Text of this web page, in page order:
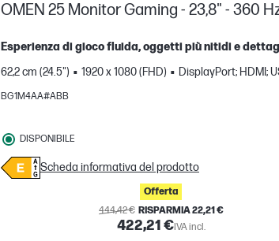
OMEN 25 Monitor Gaming - 23,8" - 360
Esperienza di gioco fluida, oggetti più nitidi e
62,2 cm (24.5")
1920 x 1080 (FHD) DisplayPort; HDMI;
BG1M4AA#ABB
DISPONIBILE
Scheda informativa del prodotto
Offerta
444,42 € RISPARMIA 22,21 €
422,21 €IVA incl.